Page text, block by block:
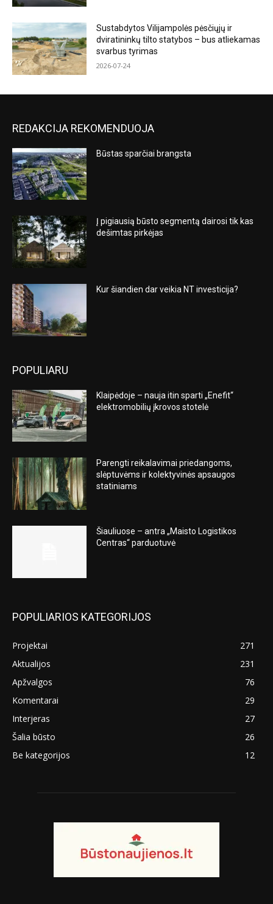
Sustabdytos Vilijampolės pėsčiųjų ir
dviratininkų tilto statybos – bus atliekamas
svarbus tyrimas
2026-07-24
REDAKCIJA REKOMENDUOJA
Būstas sparčiai brangsta
Į pigiausią būsto segmentą dairosi tik kas
dešimtas pirkėjas
Kur šiandien dar veikia NT investicija?
POPULIARU
Klaipėdoje – nauja itin sparti „Enefit“
elektromobilių įkrovos stotelė
Parengti reikalavimai priedangoms,
slėptuvėms ir kolektyvinės apsaugos
statiniams
Šiauliuose – antra „Maisto Logistikos
Centras“ parduotuvė
POPULIARIOS KATEGORIJOS
Projektai
271
Aktualijos
231
Apžvalgos
76
Komentarai
29
Interjeras
27
Šalia būsto
26
Be kategorijos
12